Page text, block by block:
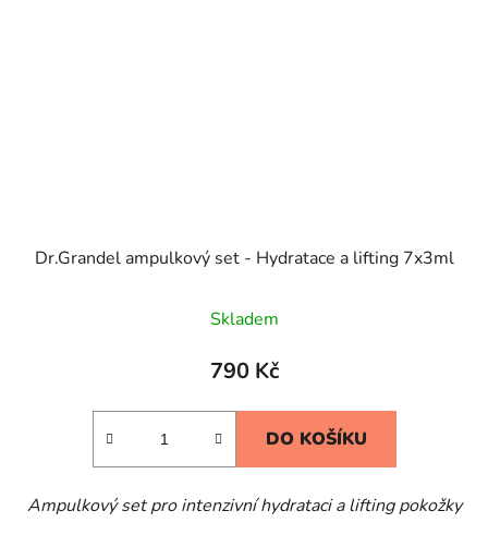
Dr.Grandel ampulkový set - Hydratace a lifting 7x3ml
Skladem
790 Kč
DO KOŠÍKU
Ampulkový set pro intenzivní hydrataci a lifting pokožky